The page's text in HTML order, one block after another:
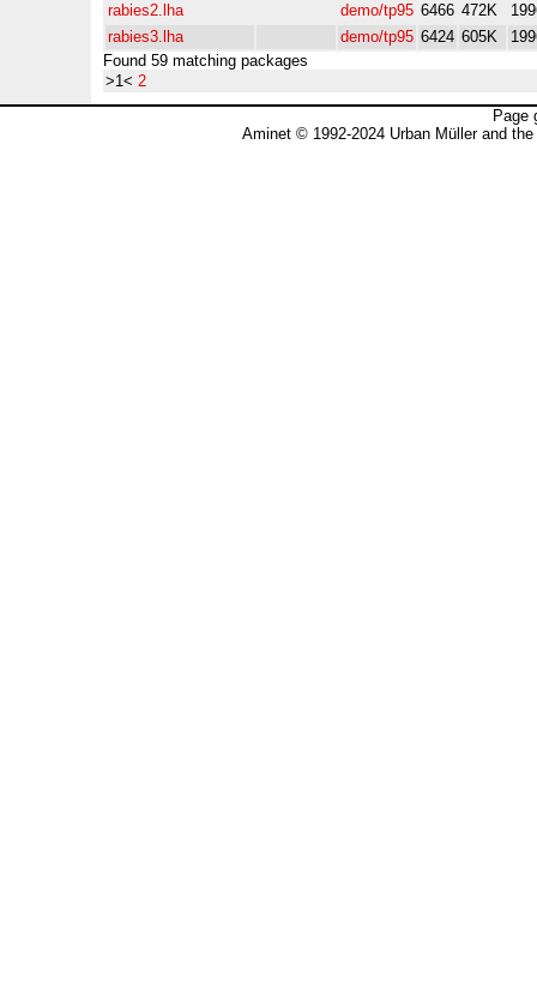
rabies2.lha
demo/tp95 6466 472K
rabies3.lha
demo/tp95 6424 605K
Found 59 matching packages
>1< 2
Page
Aminet © 1992-2024 Urban Müller and the